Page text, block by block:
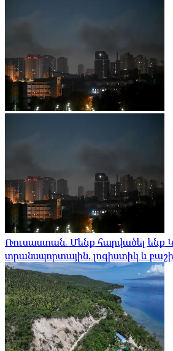
Ռուսաստան. Մենք հարվածել ենք
տրանսպորտային, լոգիստիկ և